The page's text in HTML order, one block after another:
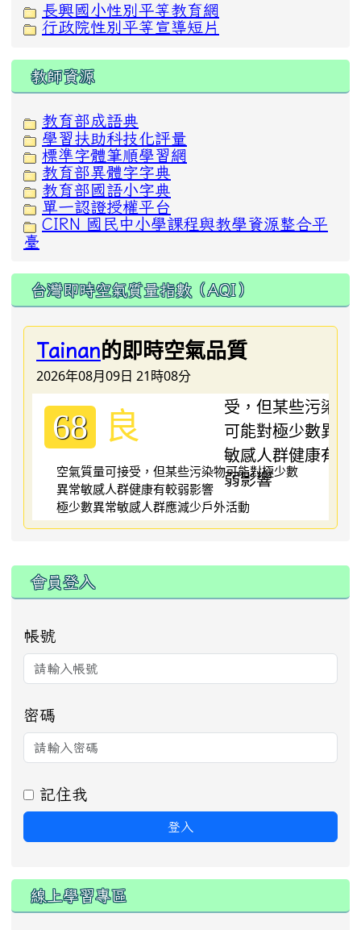
長興國小性別平等教育網
行政院性別平等宣導短片
教師資源
教育部成語典
學習扶助科技化評量
標準字體筆順學習網
教育部異體字字典
教育部國語小字典
單一認證授權平台
CIRN 國民中小學課程與教學資源整合平
臺
台灣即時空氣質量指數（AQI）
Tainan的即時空氣品質
2026年08月09日 21時08分
68 良
空氣質量可接受，但某些污染物可能對極少數
異常敏感人群健康有較弱影響
極少數異常敏感人群應減少戶外活動
:::
會員登入
帳號
密碼
記住我
登入
線上學習專區